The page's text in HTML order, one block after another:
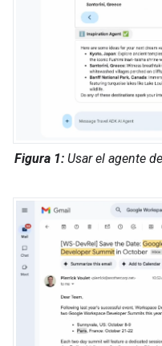
Figura 1: Usar el agente